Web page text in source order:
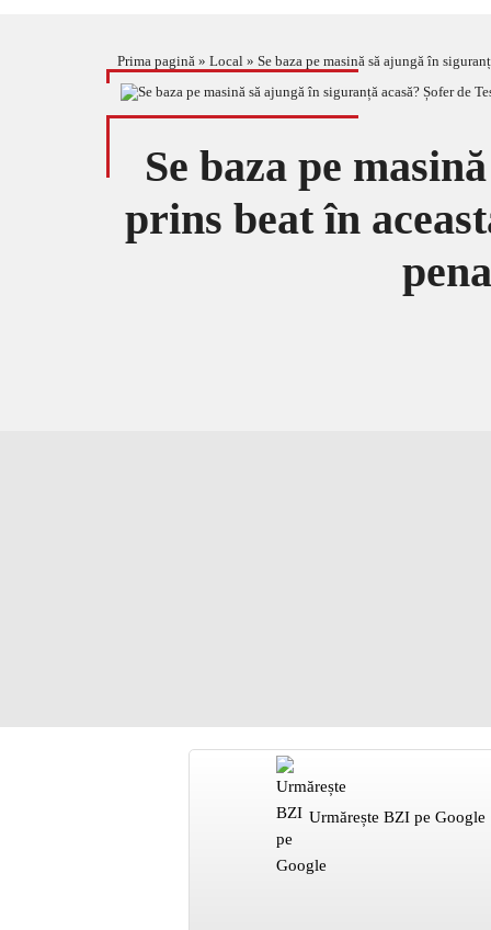
Prima pagină » Local » Se baza pe masină să ajungă în
Se baza pe
prins beat în
Urmărește BZI pe Google